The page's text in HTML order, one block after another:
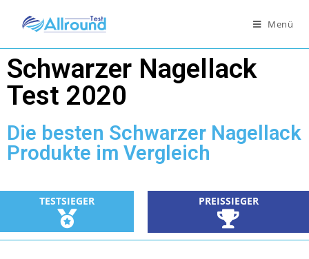
Menü
Schwarzer Nagellack
Test 2020
Die besten Schwarzer Nagellack
Produkte im Vergleich
TESTSIEGER PREISSIEGER